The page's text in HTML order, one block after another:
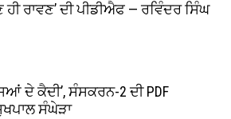
ਹੀ ਰਾਵਣ’ ਦੀ ਪੀਡੀਐਫ — ਰਵਿੰਦਰ ਸਿੰਘ
ਦੇ ਕੈਦੀ’, ਸੰਸਕਰਨ-2 ਦੀ PDF
ਸੰਘੇੜਾ